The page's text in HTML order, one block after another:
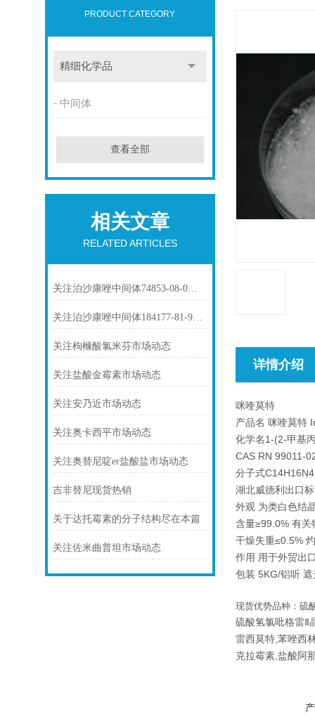
PRODUCT CATEGORY
精细化学品
中间体
查看全部
相关文章
RELATED ARTICLES
关注泊沙康唑中间体74853-08-0市场动态
关注泊沙康唑中间体184177-81-9市场动态
关注枸橼酸氯米芬市场动态
关注盐酸金霉素市场动态
关注安乃近市场动态
关注奥卡西平市场动态
关注奥替尼啶er盐酸盐市场动态
吉非替尼现货热销
关于达托霉素的分子结构尽在本篇
关注佐米曲普坦市场动态
详情介绍
咪喹莫特
产品名 咪喹莫特
化学名1-(2-甲基
CAS RN 99011-
分子式
湖北威德利出口
外观 为类白色结
含量≥99.0% 有
干燥失重≤0.5%
作用 用于外贸出
包装 5KG/铝听
现货优势品种：硫
硫酸氢氯吡格雷Ⅱ
雷西莫特,苯唑西
克拉霉素,盐酸阿